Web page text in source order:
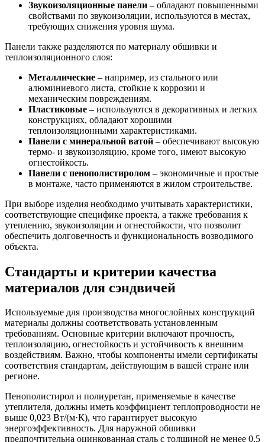
Звукоизоляционные панели – обладают повышенными
свойствами по звукоизоляции, используются в местах,
требующих снижения уровня шума.
Панели также разделяются по материалу обшивки и
теплоизоляционного слоя:
Металлические – например, из стального или
алюминиевого листа, стойкие к коррозии и
механическим повреждениям.
Пластиковые – используются в декоративных и легких
конструкциях, обладают хорошими
теплоизоляционными характеристиками.
Панели с минеральной ватой – обеспечивают высокую
термо- и звукоизоляцию, кроме того, имеют высокую
огнестойкость.
Панели с пенополистиролом – экономичные и простые
в монтаже, часто применяются в жилом строительстве.
При выборе изделия необходимо учитывать характеристики,
соответствующие специфике проекта, а также требования к
утеплению, звукоизоляции и огнестойкости, что позволит
обеспечить долговечность и функциональность возводимого
объекта.
Стандарты и критерии качества
материалов для сэндвичей
Используемые для производства многослойных конструкций
материалы должны соответствовать установленным
требованиям. Основные критерии включают прочность,
теплоизоляцию, огнестойкость и устойчивость к внешним
воздействиям. Важно, чтобы компоненты имели сертификаты
соответствия стандартам, действующим в вашей стране или
регионе.
Пенополистирол и полиуретан, применяемые в качестве
утеплителя, должны иметь коэффициент теплопроводности не
выше 0,023 Вт/(м·К), что гарантирует высокую
энергоэффективность. Для наружной обшивки
предпочтительна оцинкованная сталь с толщиной не менее 0,5